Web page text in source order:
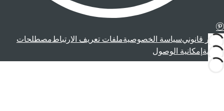
إشعار قانونيسياسة الخصوصيةملفات تعريف الارتباطمصطلحات
قانونية إمكانية الوصول